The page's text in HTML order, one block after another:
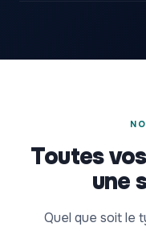
Toutes
une
Quel que soit le